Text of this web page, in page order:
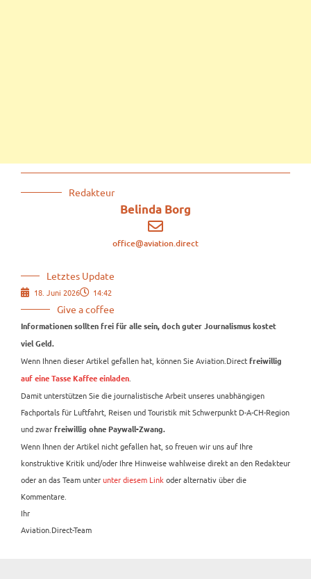
Redakteur
Belinda Borg
office@aviation.direct
Letztes Update
18. Juni 2026 14:42
Give a coffee
Informationen sollten frei für alle sein, doch guter Journalismus kostet
viel Geld.
Wenn Ihnen dieser Artikel gefallen hat, können Sie Aviation.Direct freiwillig
auf eine Tasse Kaffee einladen
Damit unterstützen Sie die journalistische Arbeit unseres unabhängigen
Fachportals für Luftfahrt, Reisen und Touristik mit Schwerpunkt D-A-CH-Region
und zwar freiwillig ohne Paywall-Zwang.
Wenn Ihnen der Artikel nicht gefallen hat, so freuen wir uns auf Ihre
konstruktive Kritik und/oder Ihre Hinweise wahlweise direkt an den Redakteur
oder an das Team unterunter diesem Link oder alternativ über die
Kommentare.
Ihr
Aviation.Direct-Team